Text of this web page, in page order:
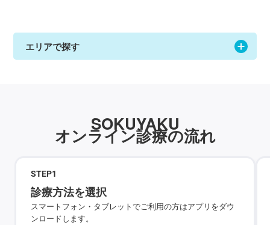
エリアで探す
SOKUYAKU
オンライン診療の流れ
STEP1
診療方法を選択
スマートフォン・タブレットでご利用の方はアプリをダウ
ンロードします。